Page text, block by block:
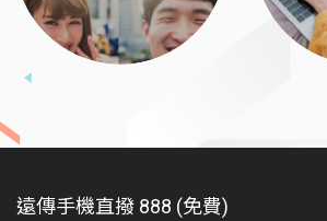
遠傳手機直撥 888 (免費)